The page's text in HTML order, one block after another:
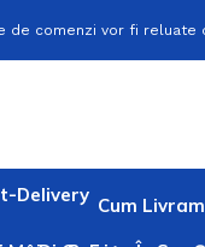
de comenzi vor fi reluate
Cum Livram